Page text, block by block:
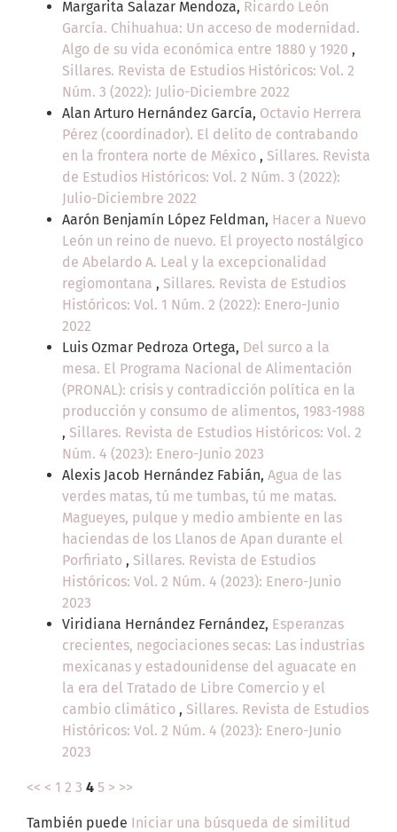
Margarita Salazar Mendoza, Ricardo León
García. Chihuahua: Un acceso de modernidad.
Algo de su vida económica entre 1880 y 1920 ,
Sillares. Revista de Estudios Históricos: Vol. 2
Núm. 3 (2022): Julio-Diciembre 2022
Alan Arturo Hernández García, Octavio Herrera
Pérez (coordinador). El delito de contrabando
en la frontera norte de México , Sillares. Revista
de Estudios Históricos: Vol. 2 Núm. 3 (2022):
Julio-Diciembre 2022
Aarón Benjamín López Feldman, Hacer a Nuevo
León un reino de nuevo. El proyecto nostálgico
de Abelardo A. Leal y la excepcionalidad
regiomontana , Sillares. Revista de Estudios
Históricos: Vol. 1 Núm. 2 (2022): Enero-Junio
2022
Luis Ozmar Pedroza Ortega, Del surco a la
mesa. El Programa Nacional de Alimentación
(PRONAL): crisis y contradicción política en la
producción y consumo de alimentos, 1983-1988
, Sillares. Revista de Estudios Históricos: Vol. 2
Núm. 4 (2023): Enero-Junio 2023
Alexis Jacob Hernández Fabián, Agua de las
verdes matas, tú me tumbas, tú me matas.
Magueyes, pulque y medio ambiente en las
haciendas de los Llanos de Apan durante el
Porfiriato , Sillares. Revista de Estudios
Históricos: Vol. 2 Núm. 4 (2023): Enero-Junio
2023
Viridiana Hernández Fernández, Esperanzas
crecientes, negociaciones secas: Las industrias
mexicanas y estadounidense del aguacate en
la era del Tratado de Libre Comercio y el
cambio climático , Sillares. Revista de Estudios
Históricos: Vol. 2 Núm. 4 (2023): Enero-Junio
2023
<< < 1 2 3 4 5 > >>
También puede Iniciar una búsqueda de similitud